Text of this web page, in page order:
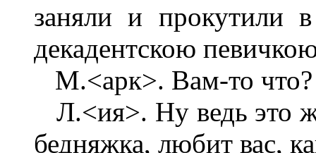
заняли и прокутили
декадентскою
М.<арк>. Вам-то что?
Л.<ия>. Ну ведь это
бедняжка, любит вас,